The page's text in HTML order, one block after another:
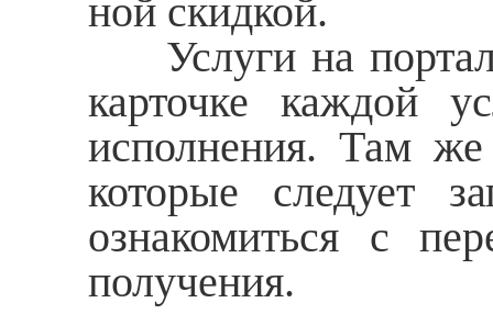
ной скидкой.
Услуги на
карточке каждой
исполнения. Там
которые следует
ознакомиться с
получения.